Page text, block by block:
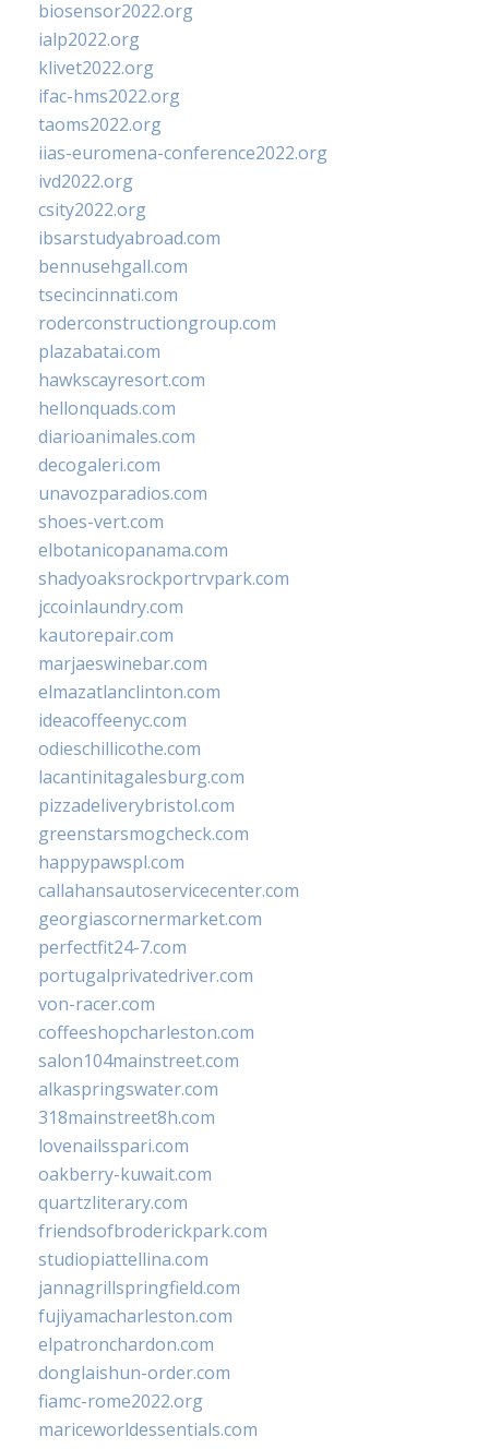
biosensor2022.org
ialp2022.org
klivet2022.org
ifac-hms2022.org
taoms2022.org
iias-euromena-conference2022.org
ivd2022.org
csity2022.org
ibsarstudyabroad.com
bennusehgall.com
tsecincinnati.com
roderconstructiongroup.com
plazabatai.com
hawkscayresort.com
hellonquads.com
diarioanimales.com
decogaleri.com
unavozparadios.com
shoes-vert.com
elbotanicopanama.com
shadyoaksrockportrvpark.com
jccoinlaundry.com
kautorepair.com
marjaeswinebar.com
elmazatlanclinton.com
ideacoffeenyc.com
odieschillicothe.com
lacantinitagalesburg.com
pizzadeliverybristol.com
greenstarsmogcheck.com
happypawspl.com
callahansautoservicecenter.com
georgiascornermarket.com
perfectfit24-7.com
portugalprivatedriver.com
von-racer.com
coffeeshopcharleston.com
salon104mainstreet.com
alkaspringswater.com
318mainstreet8h.com
lovenailsspari.com
oakberry-kuwait.com
quartzliterary.com
friendsofbroderickpark.com
studiopiattellina.com
jannagrillspringfield.com
fujiyamacharleston.com
elpatronchardon.com
donglaishun-order.com
fiamc-rome2022.org
mariceworldessentials.com